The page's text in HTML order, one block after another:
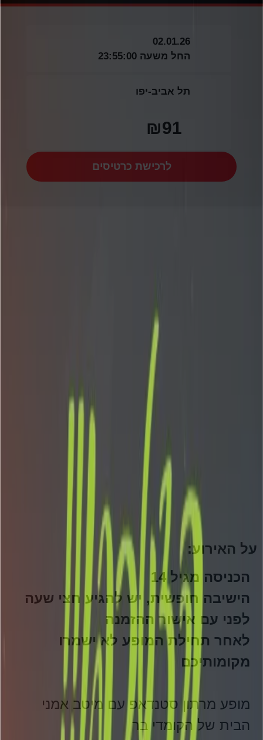
02.01.26
החל משעה 23:55:00
תל אביב-יפו
₪91
לרכישת כרטיסים
על האירוע:
הכניסה מגיל 14
הישיבה חופשית, יש להגיע חצי שעה
לפני עם אישור ההזמנה
לאחר תחילת המופע לא ישמרו
מקומותיכם
מופע מרתון סטנדאפ עם מיטב אמני
הבית של הקומדי בר